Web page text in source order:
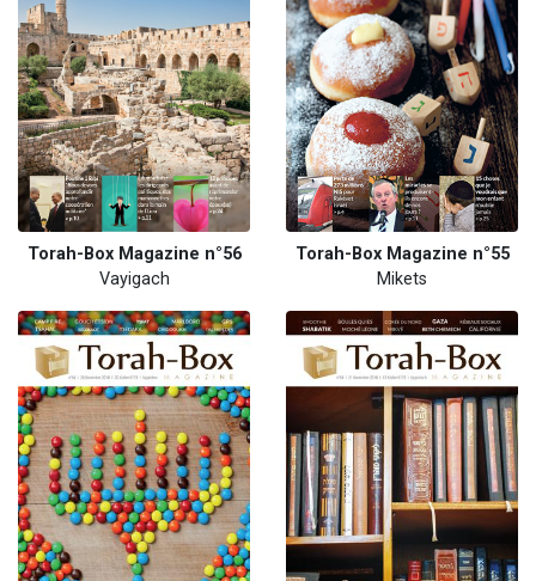
Torah-Box Magazine n°56
Vayigach
Torah-Box Magazine n°55
Mikets